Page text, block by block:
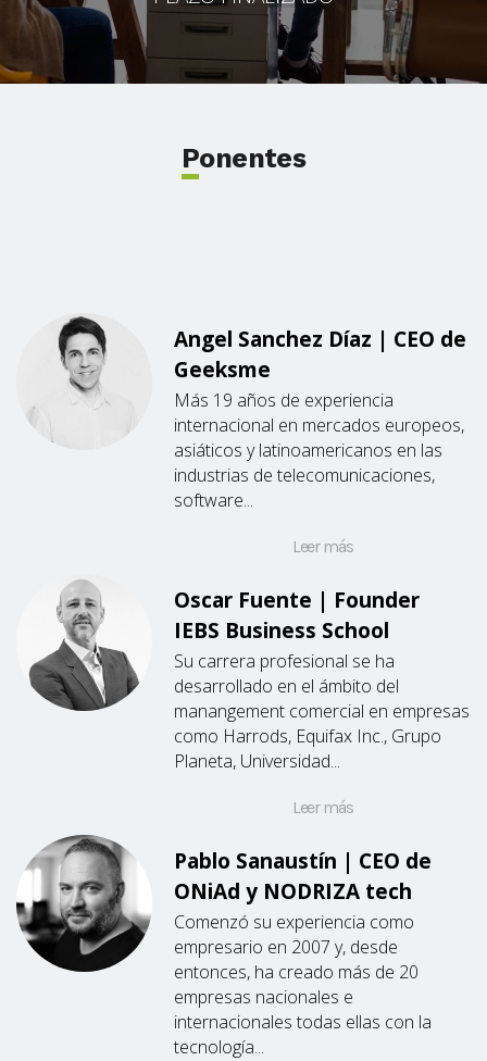
Ponentes
Angel Sanchez Díaz | CEO de
Geeksme
Más 19 años de experiencia
internacional en mercados europeos,
asiáticos y latinoamericanos en las
industrias de telecomunicaciones,
software...
Leer más
Oscar Fuente | Founder
IEBS Business School
Su carrera profesional se ha
desarrollado en el ámbito del
manangement comercial en empresas
como Harrods, Equifax Inc., Grupo
Planeta, Universidad...
Leer más
Pablo Sanaustín | CEO de
ONiAd y NODRIZA tech
Comenzó su experiencia como
empresario en 2007 y, desde
entonces, ha creado más de 20
empresas nacionales e
internacionales todas ellas con la
tecnología...